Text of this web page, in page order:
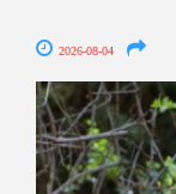
2026-08-04